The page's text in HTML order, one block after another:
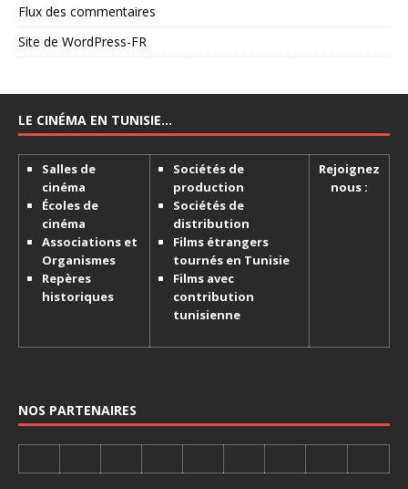
Flux des commentaires
Site de WordPress-FR
LE CINÉMA EN TUNISIE…
Salles de
cinéma
Écoles de
cinéma
Associations et
Organismes
Repères
historiques
Sociétés de
production
Sociétés de
distribution
Films étrangers
tournés en Tunisie
Films avec
contribution
tunisienne
Rejoignez
nous :
NOS PARTENAIRES